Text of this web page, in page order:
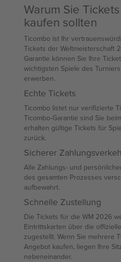
Warum Sie
kaufen sollten
Ticombo ist Ihr
Tickets der Weltmeisterschaft
Garantie können Sie Ihre
wichtigsten Spiele des
erwerben.
Echte Tickets
Ticombo listet nur verifizierte
Ticombo-Garantie sind Sie
erhalten gültige Tickets für
zurück.
Sicherer
Alle Zahlungs- und
des gesamten Prozesses
aufbewahrt.
Schnelle Zustellung
Die Tickets für die WM 2026
Eintrittskarten über die
zugestellt. Wenn Sie mehrere
Angebot kaufen, liegen Ihre
nebeneinander.